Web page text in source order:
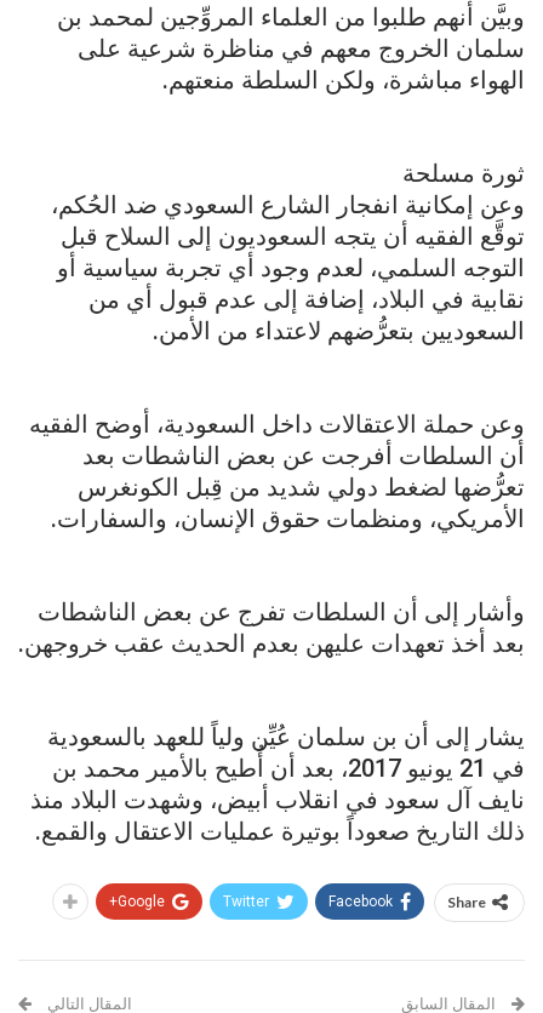
وبيَّن أنهم طلبوا من العلماء المروِّجين لمحمد بن
سلمان الخروج معهم في مناظرة شرعية على
الهواء مباشرة، ولكن السلطة منعتهم.
ثورة مسلحة
وعن إمكانية انفجار الشارع السعودي ضد الحُكم،
توقَّع الفقيه أن يتجه السعوديون إلى السلاح قبل
التوجه السلمي، لعدم وجود أي تجربة سياسية أو
نقابية في البلاد، إضافة إلى عدم قبول أي من
السعوديين بتعرُّضهم لاعتداء من الأمن.
وعن حملة الاعتقالات داخل السعودية، أوضح الفقيه
أن السلطات أفرجت عن بعض الناشطات بعد
تعرُّضها لضغط دولي شديد من قِبل الكونغرس
الأمريكي، ومنظمات حقوق الإنسان، والسفارات.
وأشار إلى أن السلطات تفرج عن بعض الناشطات
بعد أخذ تعهدات عليهن بعدم الحديث عقب خروجهن.
يشار إلى أن بن سلمان عُيِّن ولياً للعهد بالسعودية
في 21 يونيو 2017، بعد أن أُطيح بالأمير محمد بن
نايف آل سعود في انقلاب أبيض، وشهدت البلاد منذ
ذلك التاريخ صعوداً بوتيرة عمليات الاعتقال والقمع.
Share
Facebook
Twitter
Google+
المقال السابق المقال التالي